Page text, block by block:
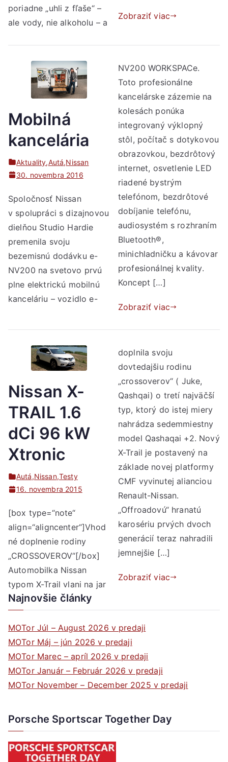
poriadne „uhli z fľaše“ –
ale vody, nie alkoholu – a
Zobraziť viac
Mobilná
kancelária
Aktuality,Autá,Nissan
30. novembra 2016
Spoločnosť Nissan
v spolupráci s dizajnovou
dielňou Studio Hardie
premenila svoju
bezemisnú dodávku e-
NV200 na svetovo prvú
plne elektrickú mobilnú
kanceláriu – vozidlo e-
NV200 WORKSPACe.
Toto profesionálne
kancelárske zázemie na
kolesách ponúka
integrovaný výklopný
stôl, počítač s dotykovou
obrazovkou, bezdrôtový
internet, osvetlenie LED
riadené bystrým
telefónom, bezdrôtové
dobíjanie telefónu,
audiosystém s rozhraním
Bluetooth®,
minichladničku a kávovar
profesionálnej kvality.
Koncept […]
Zobraziť viac
Nissan X-
TRAIL 1.6
dCi 96 kW
Xtronic
Autá,Nissan,Testy
16. novembra 2015
[box type=“note“
align=“aligncenter“]Vhod
né doplnenie rodiny
„CROSSOVEROV“[/box]
Automobilka Nissan
typom X-Trail vlani na jar
doplnila svoju
dovtedajšiu rodinu
„crossoverov“ ( Juke,
Qashqai) o tretí najväčší
typ, ktorý do istej miery
nahrádza sedemmiestny
model Qashaqai +2. Nový
X-Trail je postavený na
základe novej platformy
CMF vyvinutej alianciou
Renault-Nissan.
„Offroadovú“ hranatú
karosériu prvých dvoch
generácií teraz nahradili
jemnejšie […]
Zobraziť viac
Najnovšie články
MOTor Júl – August 2026 v predaji
MOTor Máj – jún 2026 v predaji
MOTor Marec – apríl 2026 v predaji
MOTor Január – Február 2026 v predaji
MOTor November – December 2025 v predaji
Porsche Sportscar Together Day